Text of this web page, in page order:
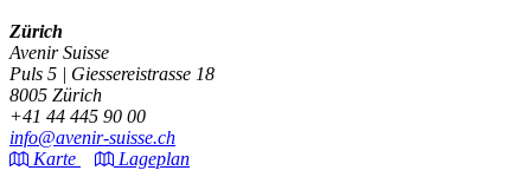
Zürich
Avenir Suisse
Puls 5 | Giessereistrasse 18
8005 Zürich
+41 44 445 90 00
info@avenir-suisse.ch
Karte
Lageplan